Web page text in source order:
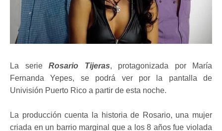
La serie Rosario Tijeras, protagonizada por María
Fernanda Yepes, se podrá ver por la pantalla de
Univisión Puerto Rico a partir de esta noche.
La producción cuenta la historia de Rosario, una mujer
criada en un barrio marginal que a los 8 años fue violada